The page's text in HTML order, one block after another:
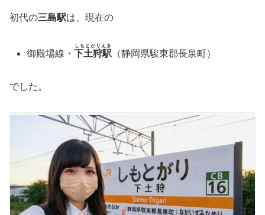
初代の三島駅は、現在の
御殿場線・下土狩駅
しもとがりえき
（静岡県駿東郡長泉町）
でした。